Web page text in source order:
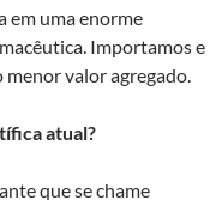
em uma enorme
Importamos e
valor agregado.
atual?
que se chame